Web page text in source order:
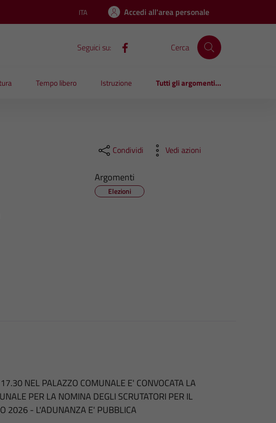
Lingua attiva:
ITA Accedi all'area personale
Seguici su: Cerca
Tempo libero Istruzione Tutti gli argomenti...
Condividi Vedi azioni
Argomenti
Elezioni
NEL PALAZZO COMUNALE E' CONVOCATA LA
PER LA NOMINA DEGLI SCRUTATORI PER IL
2026 - L'ADUNANZA E' PUBBLICA